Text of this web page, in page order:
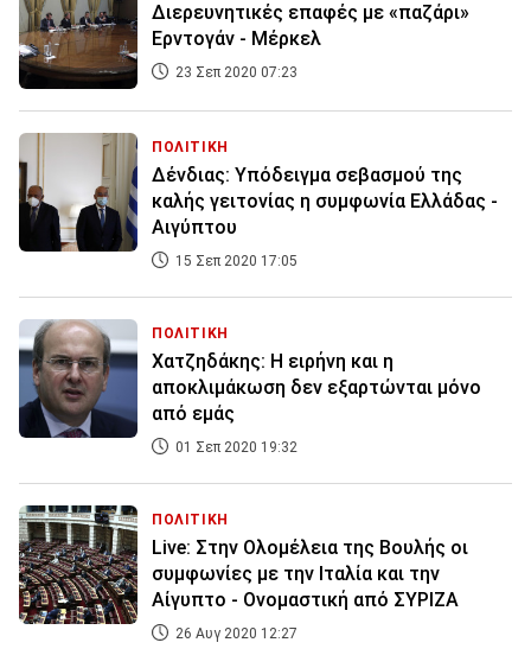
Διερευνητικές επαφές με «παζάρι»
Ερντογάν - Μέρκελ
23 Σεπ 2020 07:23
ΠΟΛΙΤΙΚΗ
Δένδιας: Υπόδειγμα σεβασμού της
καλής γειτονίας η συμφωνία Ελλάδας -
Αιγύπτου
15 Σεπ 2020 17:05
ΠΟΛΙΤΙΚΗ
Χατζηδάκης: Η ειρήνη και η
αποκλιμάκωση δεν εξαρτώνται μόνο
από εμάς
01 Σεπ 2020 19:32
ΠΟΛΙΤΙΚΗ
Live: Στην Ολομέλεια της Βουλής οι
συμφωνίες με την Ιταλία και την
Αίγυπτο - Ονομαστική από ΣΥΡΙΖΑ
26 Αυγ 2020 12:27